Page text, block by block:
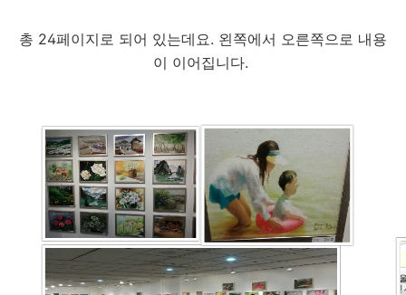
총 24페이지로 되어 있는데요. 왼쪽에서 오른쪽으로 내용
이 이어집니다.